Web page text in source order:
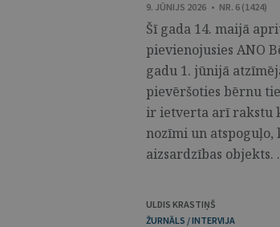
9. JŪNIJS 2026 • NR. 6 (1424)
Šī gada 14. maijā
pievienojusies ANO
gadu 1. jūnijā
pievēršoties bērnu
ir ietverta arī rakstu
nozīmi un atspoguļo,
aizsardzības objekts.
ULDIS KRASTIŅŠ
ŽURNĀLS / INTERVIJA